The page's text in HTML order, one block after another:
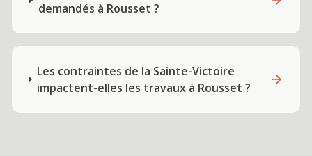
demandés à Rousset ?
Les contraintes de la Sainte-Victoire
impactent-elles les travaux à Rousset ?